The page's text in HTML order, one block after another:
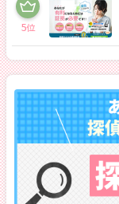
5位